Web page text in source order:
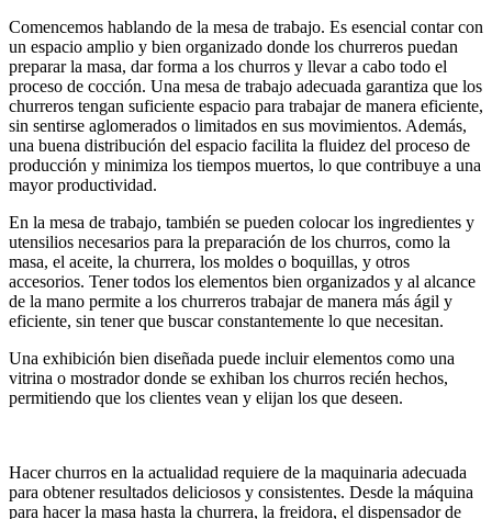
Comencemos hablando de la mesa de trabajo. Es esencial contar con
un espacio amplio y bien organizado donde los churreros puedan
preparar la masa, dar forma a los churros y llevar a cabo todo el
proceso de cocción. Una mesa de trabajo adecuada garantiza que los
churreros tengan suficiente espacio para trabajar de manera eficiente,
sin sentirse aglomerados o limitados en sus movimientos. Además,
una buena distribución del espacio facilita la fluidez del proceso de
producción y minimiza los tiempos muertos, lo que contribuye a una
mayor productividad.
En la mesa de trabajo, también se pueden colocar los ingredientes y
utensilios necesarios para la preparación de los churros, como la
masa, el aceite, la churrera, los moldes o boquillas, y otros
accesorios. Tener todos los elementos bien organizados y al alcance
de la mano permite a los churreros trabajar de manera más ágil y
eficiente, sin tener que buscar constantemente lo que necesitan.
Una exhibición bien diseñada puede incluir elementos como una
vitrina o mostrador donde se exhiban los churros recién hechos,
permitiendo que los clientes vean y elijan los que deseen.
Hacer churros en la actualidad requiere de la maquinaria adecuada
para obtener resultados deliciosos y consistentes. Desde la máquina
para hacer la masa hasta la churrera, la freidora, el dispensador de